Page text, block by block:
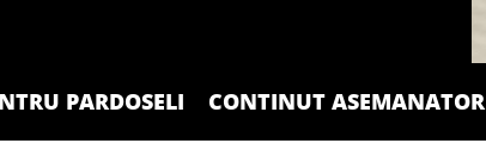
PARDOSELI CONTINUT ASEMANATOR